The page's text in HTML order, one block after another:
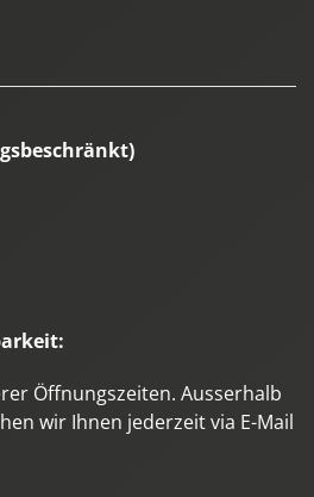
Öffnungszeiten. Ausserhalb
wir Ihnen jederzeit via E-Mail